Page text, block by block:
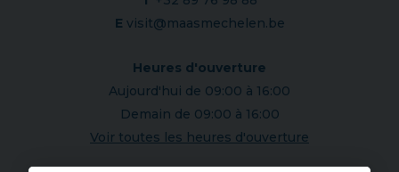
E visit@maasmechelen.be
Heures d'ouverture
Aujourd'hui de 09:00 à 16:00
Demain de 09:00 à 16:00
Voir toutes les heures d'ouverture